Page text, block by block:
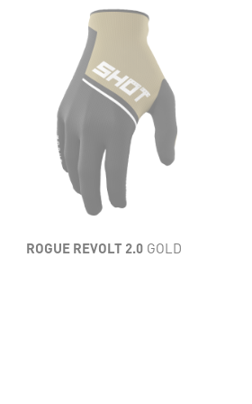
ROGUE REVOLT 2.0 GOLD
FLEXIBILIDAD
VENTILACIÓN
RESISTENCIA